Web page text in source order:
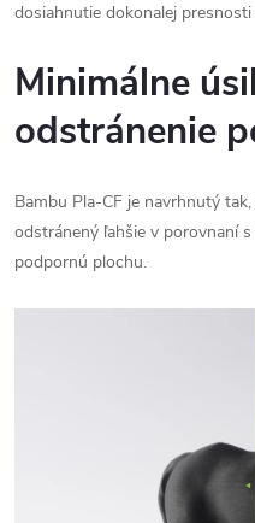
dosiahnutie dokonalej
Minimálne
odstránenie
Bambu Pla-CF je navrhnutý
odstránený ľahšie v porovnaní
podpornú plochu.